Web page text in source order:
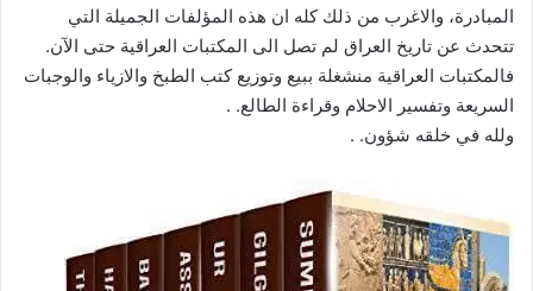
المبادرة، والاغرب من ذلك كله ان هذه المؤلفات الجميلة التي
تتحدث عن تاريخ العراق لم تصل الى المكتبات العراقية حتى الآن.
فالمكتبات العراقية منشغلة ببيع وتوزيع كتب الطبخ والازياء والوجبات
السريعة وتفسير الاحلام وقراءة الطالع. .
ولله في خلقه شؤون. .